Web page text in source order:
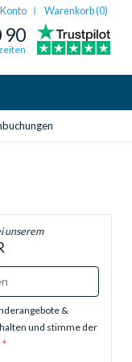
Konto Warenkorb (0)
90
unserem
&
und stimme der